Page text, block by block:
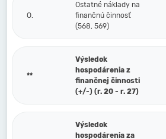
O.
Ostatné náklady na
finančnú činnosť
(568, 569)
**
Výsledok
hospodárenia z
finančnej činnosti
(+/-) (r. 20 - r. 27)
Výsledok
hospodárenia za